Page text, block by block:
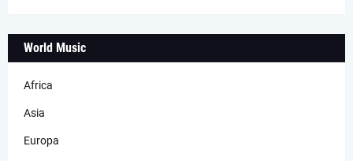
World Music
Africa
Asia
Europa